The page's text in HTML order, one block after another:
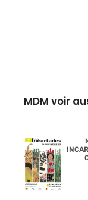
MDM voir